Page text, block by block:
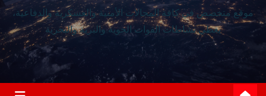
موقع متخصص في كافة المجالات الأمنية والعسكرية والدفاعية،
يغطي نشاطات القوات الجوية والبرية والبحرية